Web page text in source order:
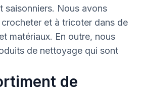
saisonniers. Nous avons
et à tricoter dans de
matériaux. En outre, nous
de nettoyage qui sont
de